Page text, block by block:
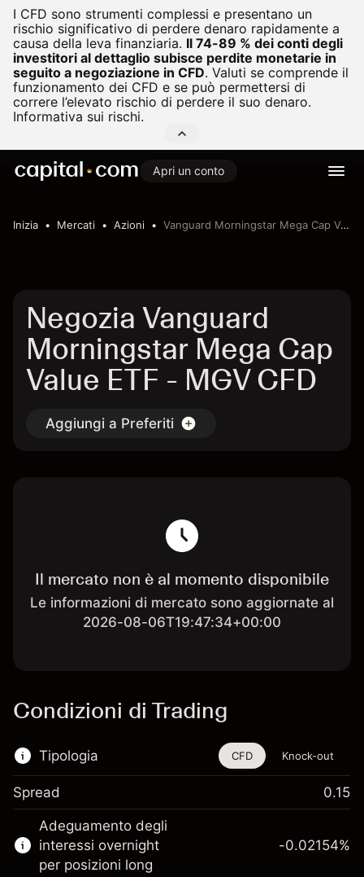
I CFD sono strumenti complessi e presentano un
rischio significativo di perdere denaro rapidamente a
causa della leva finanziaria. Il 74-89 % dei conti degli
investitori al dettaglio subisce perdite monetarie in
seguito a negoziazione in CFD. Valuti se comprende il
funzionamento dei CFD e se può permettersi di
correre l’elevato rischio di perdere il suo denaro.
Informativa sui rischi.
Apri un conto
Inizia Mercati Azioni Vanguard Morningstar Mega Cap Value ETF
Negozia Vanguard
Morningstar Mega Cap
Value ETF - MGV CFD
Aggiungi a Preferiti
Il mercato non è al momento disponibile
Le informazioni di mercato sono aggiornate al
2026-08-06T19:47:34+00:00
Condizioni di Trading
Tipologia
Questo strumento finanziario è disponibile
per il trading di CFD e knock-out.
Scopri di più su:
CFD Knock-out
Spread 0.15
Adeguamento degli
interessi overnight
per posizioni long
-0.02154%